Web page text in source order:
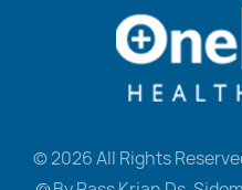
© 2026 All Rights